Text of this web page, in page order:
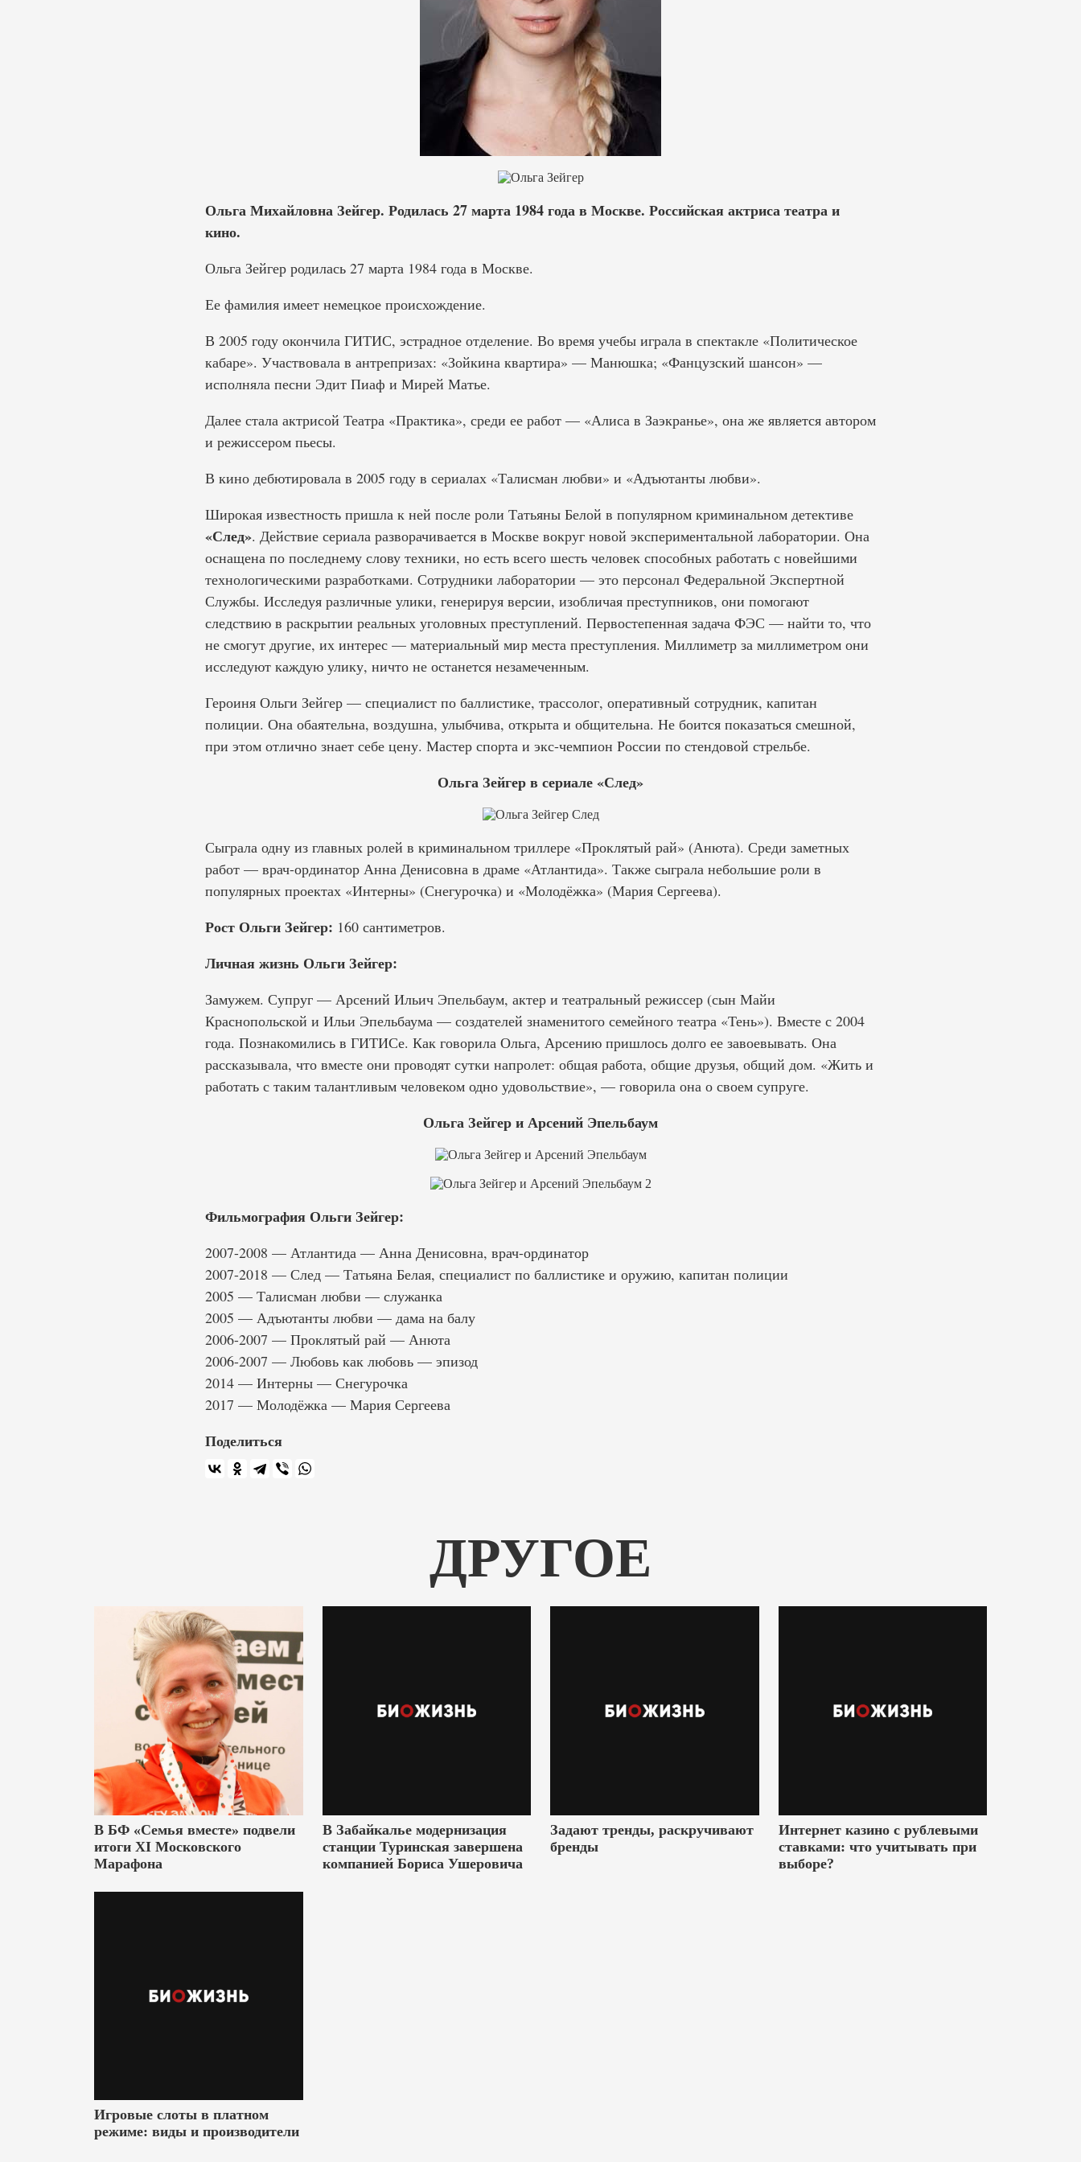
Ольга Михайловна Зейгер. Родилась 27 марта 1984 года в Москве. Российская актриса театра и
кино.
Ольга Зейгер родилась 27 марта 1984 года в Москве.
Ее фамилия имеет немецкое происхождение.
В 2005 году окончила ГИТИС, эстрадное отделение. Во время учебы играла в спектакле «Политическое
кабаре». Участвовала в антрепризах: «Зойкина квартира» — Манюшка; «Фанцузский шансон» —
исполняла песни Эдит Пиаф и Мирей Матье.
Далее стала актрисой Театра «Практика», среди ее работ — «Алиса в Заэкранье», она же является автором
и режиссером пьесы.
В кино дебютировала в 2005 году в сериалах «Талисман любви» и «Адъютанты любви».
Широкая известность пришла к ней после роли Татьяны Белой в популярном криминальном детективе
«След». Действие сериала разворачивается в Москве вокруг новой экспериментальной лаборатории. Она
оснащена по последнему слову техники, но есть всего шесть человек способных работать с новейшими
технологическими разработками. Сотрудники лаборатории — это персонал Федеральной Экспертной
Службы. Исследуя различные улики, генерируя версии, изобличая преступников, они помогают
следствию в раскрытии реальных уголовных преступлений. Первостепенная задача ФЭС — найти то, что
не смогут другие, их интерес — материальный мир места преступления. Миллиметр за миллиметром они
исследуют каждую улику, ничто не останется незамеченным.
Героиня Ольги Зейгер — специалист по баллистике, трассолог, оперативный сотрудник, капитан
полиции. Она обаятельна, воздушна, улыбчива, открыта и общительна. Не боится показаться смешной,
при этом отлично знает себе цену. Мастер спорта и экс-чемпион России по стендовой стрельбе.
Ольга Зейгер в сериале «След»
Сыграла одну из главных ролей в криминальном триллере «Проклятый рай» (Анюта). Среди заметных
работ — врач-ординатор Анна Денисовна в драме «Атлантида». Также сыграла небольшие роли в
популярных проектах «Интерны» (Снегурочка) и «Молодёжка» (Мария Сергеева).
Рост Ольги Зейгер: 160 сантиметров.
Личная жизнь Ольги Зейгер:
Замужем. Супруг — Арсений Ильич Эпельбаум, актер и театральный режиссер (сын Майи
Краснопольской и Ильи Эпельбаума — создателей знаменитого семейного театра «Тень»). Вместе с 2004
года. Познакомились в ГИТИСе. Как говорила Ольга, Арсению пришлось долго ее завоевывать. Она
рассказывала, что вместе они проводят сутки напролет: общая работа, общие друзья, общий дом. «Жить и
работать с таким талантливым человеком одно удовольствие», — говорила она о своем супруге.
Ольга Зейгер и Арсений Эпельбаум
Фильмография Ольги Зейгер:
2007-2008 — Атлантида — Анна Денисовна, врач-ординатор
2007-2018 — След — Татьяна Белая, специалист по баллистике и оружию, капитан полиции
2005 — Талисман любви — служанка
2005 — Адъютанты любви — дама на балу
2006-2007 — Проклятый рай — Анюта
2006-2007 — Любовь как любовь — эпизод
2014 — Интерны — Снегурочка
2017 — Молодёжка — Мария Сергеева
Поделиться
ДРУГОЕ
В БФ «Семья вместе» подвели
итоги XI Московского
Марафона
В Забайкалье модернизация
станции Туринская завершена
компанией Бориса Ушеровича
Задают тренды, раскручивают
бренды
Интернет казино с рублевыми
ставками: что учитывать при
выборе?
Игровые слоты в платном
режиме: виды и производители